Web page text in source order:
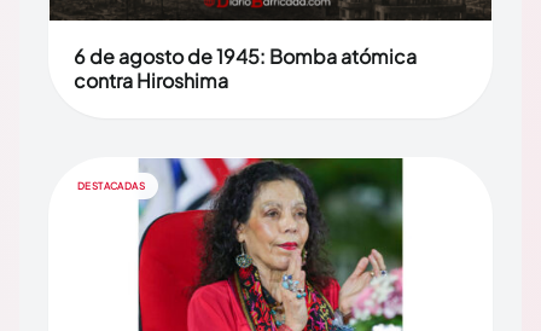
6 de agosto de 1945: Bomba atómica
contra Hiroshima
DESTACADAS